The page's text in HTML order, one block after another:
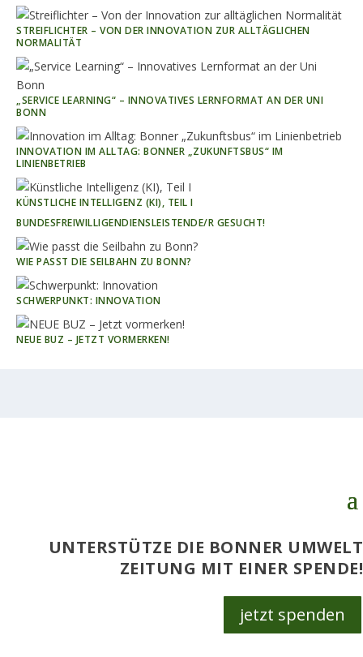
STREIFLICHTER – VON DER INNOVATION ZUR ALLTÄGLICHEN
NORMALITÄT
„SERVICE LEARNING“ – INNOVATIVES LERNFORMAT AN DER UNI
BONN
INNOVATION IM ALLTAG: BONNER „ZUKUNFTSBUS“ IM
LINIENBETRIEB
KÜNSTLICHE INTELLIGENZ (KI), TEIL I
BUNDESFREIWILLIGENDIENSLEISTENDE/R GESUCHT!
WIE PASST DIE SEILBAHN ZU BONN?
SCHWERPUNKT: INNOVATION
NEUE BUZ – JETZT VORMERKEN!
UNTERSTÜTZE DIE BONNER UMWELT
ZEITUNG MIT EINER SPENDE!
jetzt spenden
Twitter